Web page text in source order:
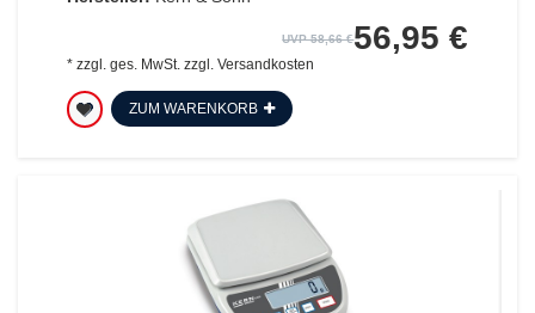
UVP 58,66 €56,95 €
* zzgl. ges. MwSt. zzgl. Versandkosten
ZUM WARENKORB